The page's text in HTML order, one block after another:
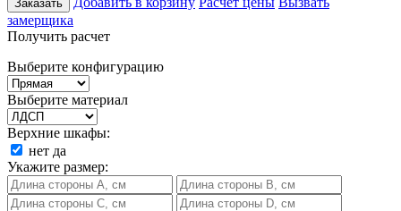
Заказать
замерщика
Получить расчет
Выберите конфигурацию
Выберите материал
Верхние шкафы:
нет да
Укажите размер: